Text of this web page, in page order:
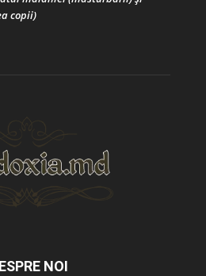
copii)
NOI